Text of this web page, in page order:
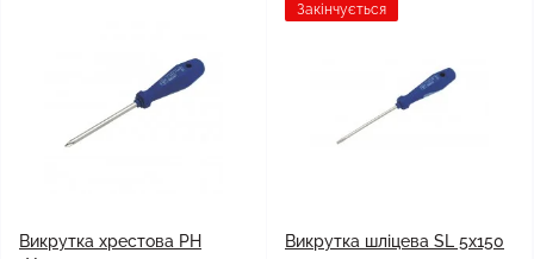
Викрутка хрестова PH
Закінчується
Викрутка шліцева SL 5x150